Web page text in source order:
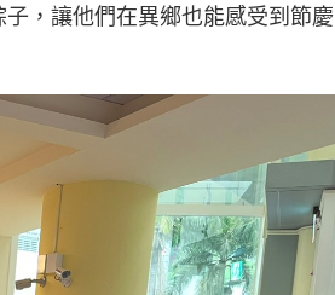
，讓他們在異鄉也能感受到節慶